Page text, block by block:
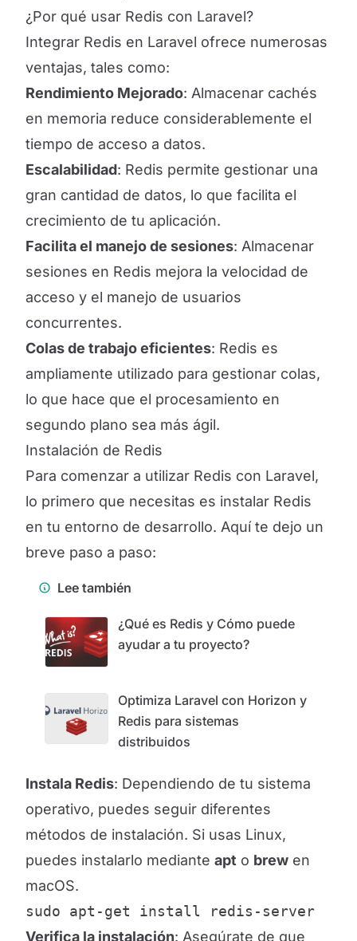
¿Por qué usar Redis con Laravel?
Integrar Redis en Laravel ofrece numerosas
ventajas, tales como:
Rendimiento Mejorado: Almacenar cachés
en memoria reduce considerablemente el
tiempo de acceso a datos.
Escalabilidad: Redis permite gestionar una
gran cantidad de datos, lo que facilita el
crecimiento de tu aplicación.
Facilita el manejo de sesiones: Almacenar
sesiones en Redis mejora la velocidad de
acceso y el manejo de usuarios
concurrentes.
Colas de trabajo eficientes: Redis es
ampliamente utilizado para gestionar colas,
lo que hace que el procesamiento en
segundo plano sea más ágil.
Instalación de Redis
Para comenzar a utilizar Redis con Laravel,
lo primero que necesitas es instalar Redis
en tu entorno de desarrollo. Aquí te dejo un
breve paso a paso:
Lee también
¿Qué es Redis y Cómo puede
ayudar a tu proyecto?
Optimiza Laravel con Horizon y
Redis para sistemas
distribuidos
Instala Redis: Dependiendo de tu sistema
operativo, puedes seguir diferentes
métodos de instalación. Si usas Linux,
puedes instalarlo mediante apt o brew en
macOS.
sudo apt-get install redis-server
Verifica la instalación: Asegúrate de que